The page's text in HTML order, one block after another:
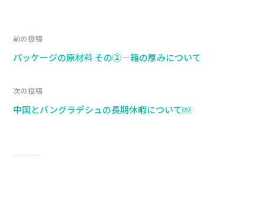
前の投稿
パッケージの原材料 その②―箱の厚みについて
次の投稿
中国とバングラデシュの長期休暇について￼